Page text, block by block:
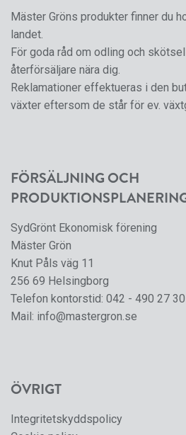
Mäster Gröns produkter finner du
landet.
För goda råd om odling och
återförsäljare nära dig.
Reklamationer effektueras i den
växter eftersom de står för ev.
FÖRSÄLJNING OCH
SydGrönt Ekonomisk förening
Mäster Grön
Knut Påls väg 11
256 69 Helsingborg
Telefon kontorstid: 042 - 490 27 30
Mail: info@mastergron.se
ÖVRIGT
Integritetskyddspolicy